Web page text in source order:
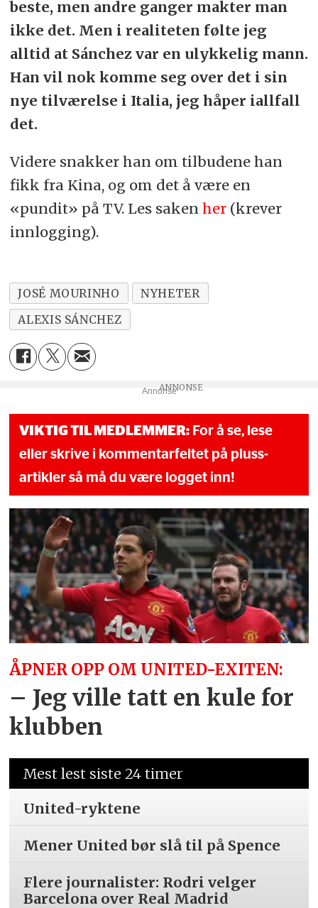
beste, men andre ganger makter man
ikke det. Men i realiteten følte jeg
alltid at Sánchez var en ulykkelig mann.
Han vil nok komme seg over det i sin
nye tilværelse i Italia, jeg håper iallfall
det.
Videre snakker han om tilbudene han
fikk fra Kina, og om det å være en
«pundit» på TV. Les saken her(krever
innlogging).
JOSÉ MOURINHO
NYHETER
ALEXIS SÁNCHEZ
Annonse
VIKTIG TIL MEDLEMMER: For å se, lese
eller skrive i kommentarfeltet på pluss-
artikler så må du være logget inn!
ÅPNER OPP OM UNITED-EXITEN:
– Jeg ville tatt en kule for
klubben
Mest lest siste 24 timer
United-ryktene
Mener United bør slå til på Spence
Flere journalister: Rodri velger
Barcelona over Real Madrid